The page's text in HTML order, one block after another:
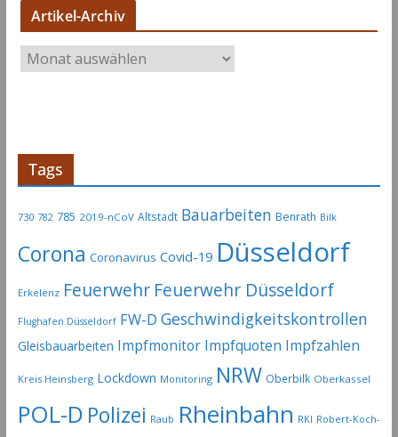
Artikel-Archiv
r
l
-
r
h
i
v
Tags
730 782 785 2019-nCoV Altstadt Bauarbeiten Benrath Bilk
Corona Coronavirus Covid-19 Düsseldorf
Erkelenz Feuerwehr Feuerwehr Düsseldorf
Flughafen Düsseldorf FW-D Geschwindigkeitskontrollen
Gleisbauarbeiten Impfmonitor Impfquoten Impfzahlen
Kreis Heinsberg Lockdown Monitoring NRW Oberbilk Oberkassel
POL-D Polizei Raub Rheinbahn RKI Robert-Koch-